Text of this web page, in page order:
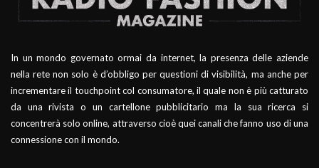
In un mondo governato ormai da internet, la presenza delle aziende
nella rete non solo è d’obbligo per questioni di visibilità, ma anche per
incrementare il touchpoint col consumatore, il quale non è più catturato
da una rivista o un cartellone pubblicitario ma la sua ricerca si
concentrerà solo online, attraverso cioè quei canali che fanno uso di una
connessione con il mondo.